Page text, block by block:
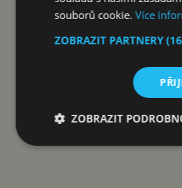
souborů cookie.Více
ZOBRAZIT PARTNERY
ZOBRAZIT